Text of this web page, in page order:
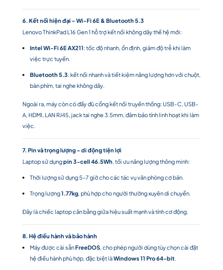
6. Kết nối hiện đại – Wi-Fi 6E & Bluetooth 5.3
Lenovo ThinkPad L16 Gen 1 hỗ trợ kết nối không dây thế hệ mới:
Intel Wi-Fi 6E AX211: tốc độ nhanh, ổn định, giảm độ trễ khi làm
việc trực tuyến.
Bluetooth 5.3: kết nối nhanh và tiết kiệm năng lượng hơn với chuột,
bàn phím, tai nghe không dây.
Ngoài ra, máy còn có đầy đủ cổng kết nối truyền thống: USB-C, USB-
A, HDMI, LAN RJ45, jack tai nghe 3.5mm, đảm bảo tính linh hoạt khi làm
việc.
7. Pin và trọng lượng – di động tiện lợi
Laptop sử dụngpin 3-cell 46.5Wh, tối ưu năng lượng thông minh:
Thời lượng sử dụng 5–7 giờ cho các tác vụ văn phòng cơ bản.
Trọng lượng1.77kg, phù hợp cho người thường xuyên di chuyển.
Đây là chiếc laptop cân bằng giữa hiệu suất mạnh và tính cơ động.
8. Hệ điều hành và bảo hành
Máy được cài sẵnFreeDOS, cho phép người dùng tùy chọn cài đặt
hệ điều hành phù hợp, đặc biệt làWindows 11 Pro 64-bit.